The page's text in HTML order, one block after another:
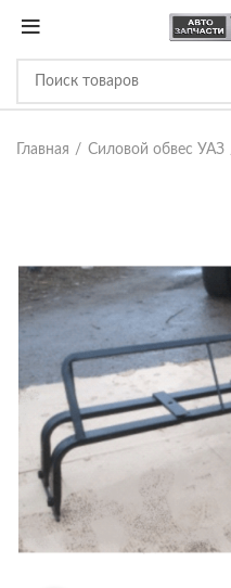
Главная Силовой обвес УАЗ